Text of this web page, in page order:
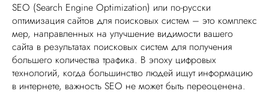
SEO (Search Engine Optimization) или по-русски
оптимизация сайтов для поисковых систем – это комплекс
мер, направленных на улучшение видимости вашего
сайта в результатах поисковых систем для получения
большего количества трафика. В эпоху цифровых
технологий, когда большинство людей ищут информацию
в интернете, важность SEO не может быть переоценена.